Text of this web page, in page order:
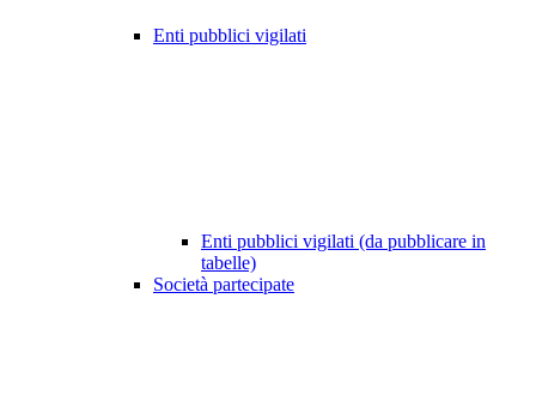
Enti pubblici vigilati
Enti pubblici vigilati (da pubblicare in
tabelle)
Società partecipate